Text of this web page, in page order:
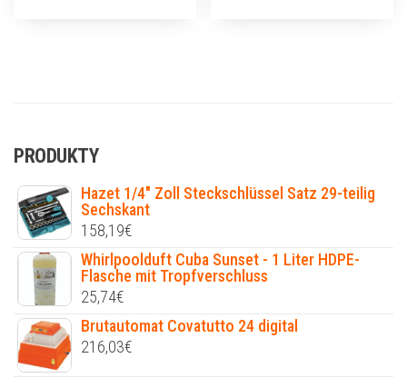
PRODUKTY
Hazet 1/4" Zoll Steckschlüssel Satz 29-teilig
Sechskant
158,19€
Whirlpoolduft Cuba Sunset - 1 Liter HDPE-
Flasche mit Tropfverschluss
25,74€
Brutautomat Covatutto 24 digital
216,03€